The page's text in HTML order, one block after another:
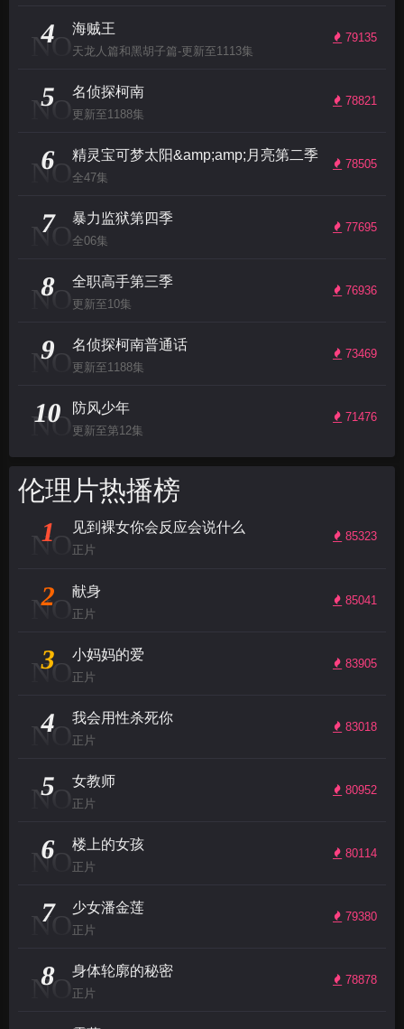
NO
4 79135
海贼王
天龙人篇和黑胡子篇-更新至1113集
NO
5 78821
名侦探柯南
更新至1188集
NO
6 78505
精灵宝可梦太阳&amp;amp;月亮第二季
全47集
NO
7 77695
暴力监狱第四季
全06集
NO
8 76936
全职高手第三季
更新至10集
NO
9 73469
名侦探柯南普通话
更新至1188集
NO
10 71476
防风少年
更新至第12集
伦理片热播榜
NO
1 85323
见到裸女你会反应会说什么
正片
NO
2 85041
献身
正片
NO
3 83905
小妈妈的爱
正片
NO
4 83018
我会用性杀死你
正片
NO
5 80952
女教师
正片
NO
6 80114
楼上的女孩
正片
NO
7 79380
少女潘金莲
正片
NO
8 78878
身体轮廓的秘密
正片